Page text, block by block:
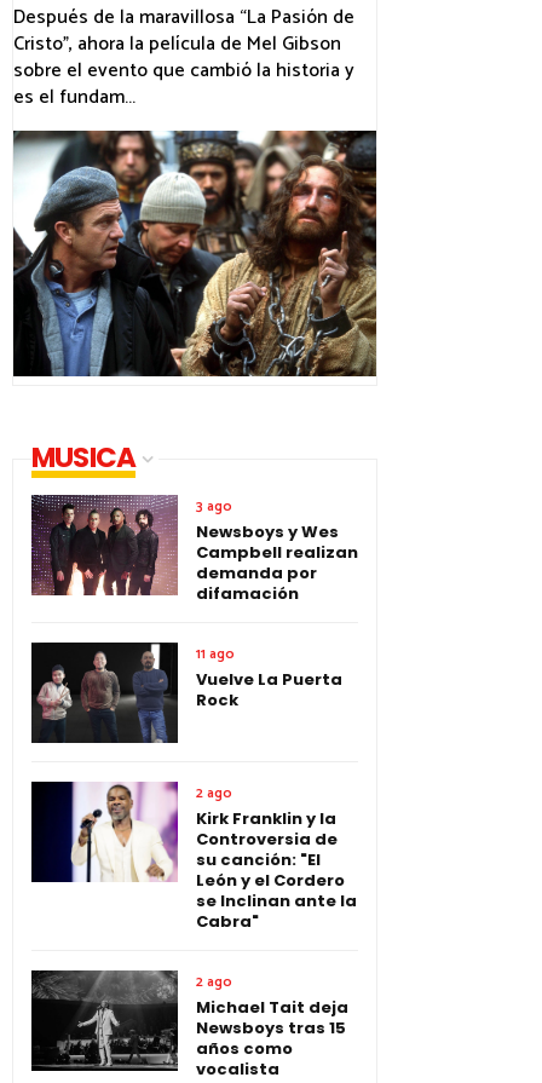
Después de la maravillosa “La Pasión de
Cristo”, ahora la película de Mel Gibson
sobre el evento que cambió la historia y
es el fundam...
MUSICA
3 ago
Newsboys y Wes
Campbell realizan
demanda por
difamación
11 ago
Vuelve La Puerta
Rock
2 ago
Kirk Franklin y la
Controversia de
su canción: "El
León y el Cordero
se Inclinan ante la
Cabra"
2 ago
Michael Tait deja
Newsboys tras 15
años como
vocalista